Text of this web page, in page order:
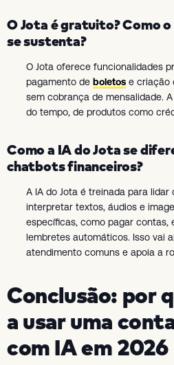
O Jota é gratuito? Como
se sustenta?
O Jota oferece funcionalidades
pagamento de boletos e criação
sem cobrança de mensalidade.
do tempo, de produtos como
Como a IA do Jota se
chatbots financeiros?
A IA do Jota é treinada para lidar
interpretar textos, áudios e
específicas, como pagar contas,
lembretes automáticos. Isso vai
atendimento comuns e apoia a
Conclusão: por
a usar uma
com IA em 2026